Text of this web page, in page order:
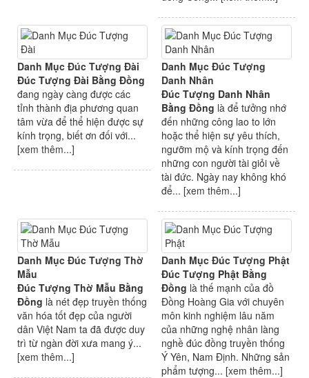
Danh Mục Đúc Tượng Đài
Đúc Tượng Đài Bằng Đồng
đang ngày càng được các
tỉnh thành địa phương quan
tâm vừa để thể hiện được sự
kính trọng, biết ơn đối với...
[xem thêm...]
Danh Mục Đúc Tượng
Danh Nhân
Đúc Tượng Danh Nhân
Bằng Đồng là để tưởng nhớ
đến những công lao to lớn
hoặc thể hiện sự yêu thích,
ngưỡm mộ và kính trọng đến
những con người tài giỏi về
tài đức. Ngày nay không khó
để... [xem thêm...]
Danh Mục Đúc Tượng Thờ
Mẫu
Đúc Tượng Thờ Mẫu Bằng
Đồng là nét đẹp truyền thống
văn hóa tốt đẹp của người
dân Việt Nam ta đã được duy
trì từ ngàn đời xưa mang ý...
[xem thêm...]
Danh Mục Đúc Tượng Phật
Đúc Tượng Phật Bằng
Đồng là thế mạnh của đồ
Đồng Hoàng Gia với chuyên
môn kinh nghiệm lâu năm
của những nghệ nhân làng
nghề đúc đồng truyền thống
Ý Yên, Nam Định. Những sản
phẩm tượng... [xem thêm...]